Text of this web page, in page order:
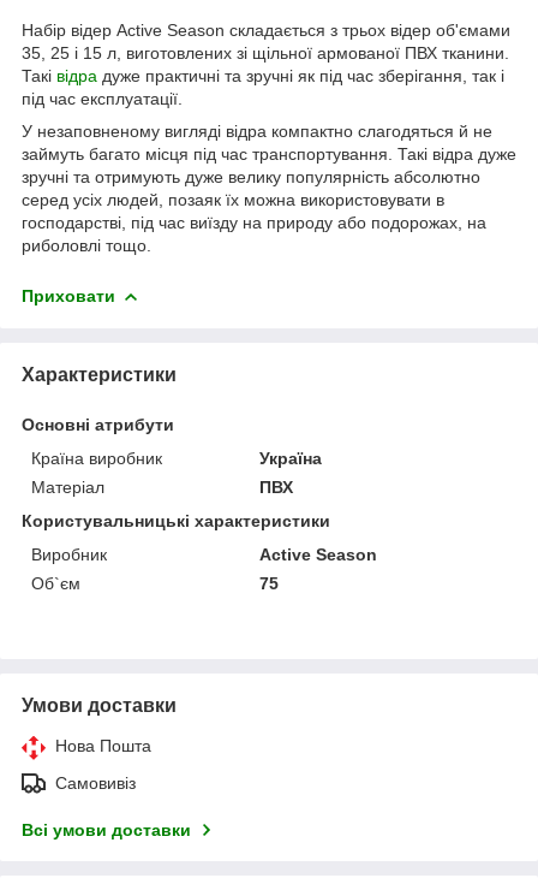
Набір відер Active Season складається з трьох відер об'ємами
35, 25 і 15 л, виготовлених зі щільної армованої ПВХ тканини.
Такі відра дуже практичні та зручні як під час зберігання, так і
під час експлуатації.
У незаповненому вигляді відра компактно слагодяться й не
займуть багато місця під час транспортування. Такі відра дуже
зручні та отримують дуже велику популярність абсолютно
серед усіх людей, позаяк їх можна використовувати в
господарстві, під час виїзду на природу або подорожах, на
риболовлі тощо.
Приховати
Характеристики
Основні атрибути
Країна виробник
Україна
Матеріал
ПВХ
Користувальницькі характеристики
Виробник
Active Season
Об`єм
75
Умови доставки
Нова Пошта
Самовивіз
Всі умови доставки